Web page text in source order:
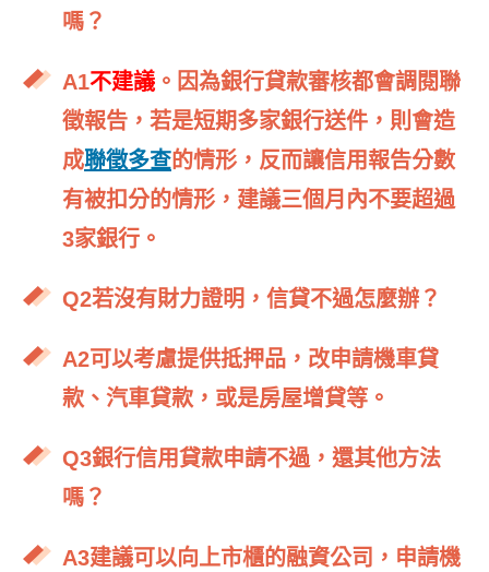
嗎？
A1不建議 。因為銀行貸款審核都會調閱聯
徵報告，若是短期多家銀行送件，則會造
成聯徵多查的情形，反而讓信用報告分數
有被扣分的情形，建議三個月內不要超過
3家銀行。
Q2若沒有財力證明，信貸不過怎麼辦？
A2可以考慮提供抵押品，改申請機車貸
款、汽車貸款，或是房屋增貸等。
Q3銀行信用貸款申請不過，還其他方法
嗎？
A3建議可以向上市櫃的融資公司，申請機